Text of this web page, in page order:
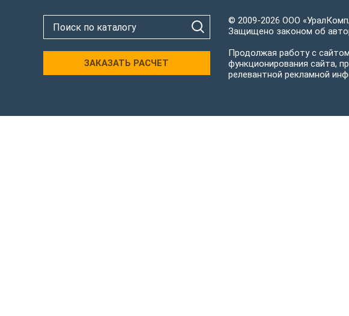
ЗАКАЗАТЬ РАСЧЕТ
© 2009-2026 ООО
Защищено законом об
Продолжая работу с
функционирования сайта,
релевантной рекламной